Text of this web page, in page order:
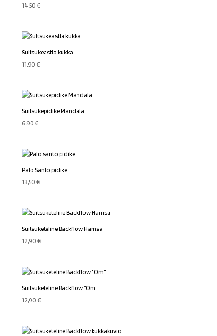
14,50€
Suitsukeastia kukka
11,90€
Suitsukepidike Mandala
6,90€
Palo Santo pidike
13,50€
Suitsuketeline Backflow Hamsa
12,90€
Suitsuketeline Backflow ”Om”
12,90€